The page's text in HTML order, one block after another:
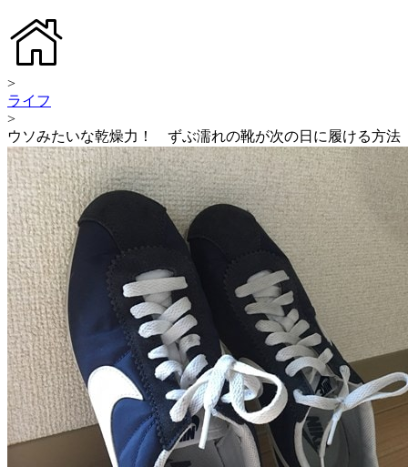
>
ライフ
>
ウソみたいな乾燥力！ ずぶ濡れの靴が次の日に履ける方法